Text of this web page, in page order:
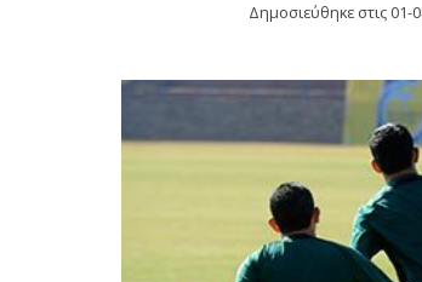
Δημοσιεύθηκε στις 01-